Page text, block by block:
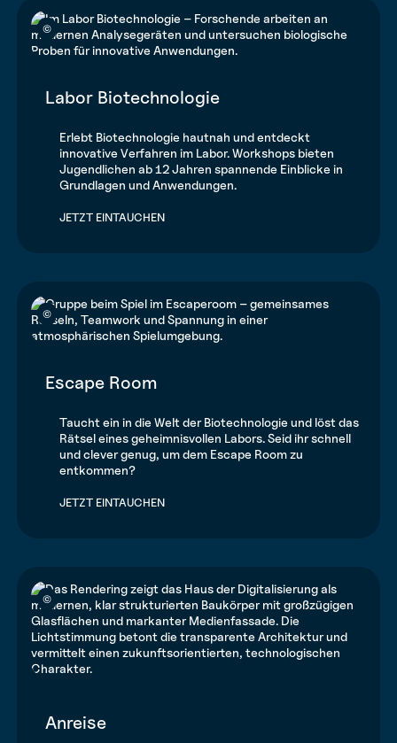
©
Labor Biotechnologie
Erlebt Biotechnologie hautnah und entdeckt
innovative Verfahren im Labor. Workshops bieten
Jugendlichen ab 12 Jahren spannende Einblicke in
Grundlagen und Anwendungen.
JETZT EINTAUCHEN
©
Escape Room
Taucht ein in die Welt der Biotechnologie und löst das
Rätsel eines geheimnisvollen Labors. Seid ihr schnell
und clever genug, um dem Escape Room zu
entkommen?
JETZT EINTAUCHEN
©
Anreise